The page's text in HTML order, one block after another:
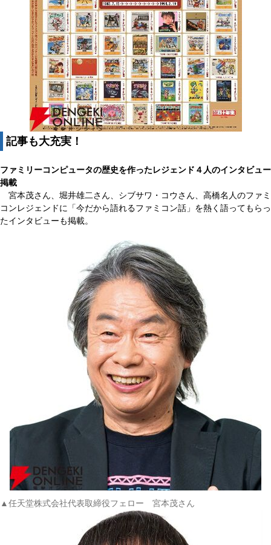
記事も大充実！
ファミリーコンピュータの歴史を作ったレジェンド４人のインタビュー
掲載
宮本茂さん、堀井雄二さん、シブサワ・コウさん、高橋名人のファミ
コンレジェンドに「今だから語れるファミコン話」を熱く語ってもらっ
たインタビューも掲載。
▲任天堂株式会社代表取締役フェロー 宮本茂さん